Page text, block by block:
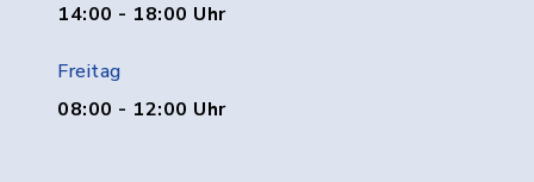
14:00 - 18:00 Uhr
Freitag
08:00 - 12:00 Uhr